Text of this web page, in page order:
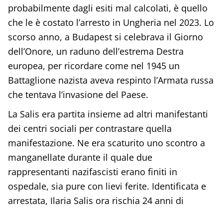
probabilmente dagli esiti mal calcolati, è quello
che le è costato l’arresto in Ungheria nel 2023. Lo
scorso anno, a Budapest si celebrava il Giorno
dell’Onore, un raduno dell’estrema Destra
europea, per ricordare come nel 1945 un
Battaglione nazista aveva respinto l’Armata russa
che tentava l’invasione del Paese.
La Salis era partita insieme ad altri manifestanti
dei centri sociali per contrastare quella
manifestazione. Ne era scaturito uno scontro a
manganellate durante il quale due
rappresentanti nazifascisti erano finiti in
ospedale, sia pure con lievi ferite. Identificata e
arrestata, Ilaria Salis ora rischia 24 anni di